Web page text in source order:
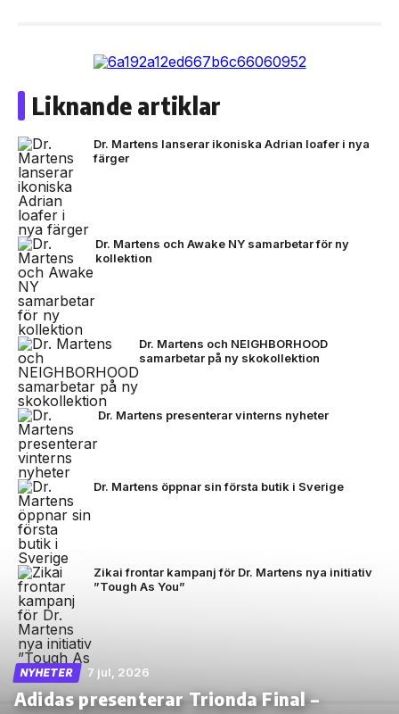
Liknande artiklar
Dr. Martens lanserar ikoniska Adrian loafer i nya
färger
Dr. Martens och Awake NY samarbetar för ny
kollektion
Dr. Martens och NEIGHBORHOOD
samarbetar på ny skokollektion
Dr. Martens presenterar vinterns nyheter
Dr. Martens öppnar sin första butik i Sverige
Zikai frontar kampanj för Dr. Martens nya initiativ
”Tough As You”
NYHETER 7 jul, 2026
Adidas presenterar Trionda Final –